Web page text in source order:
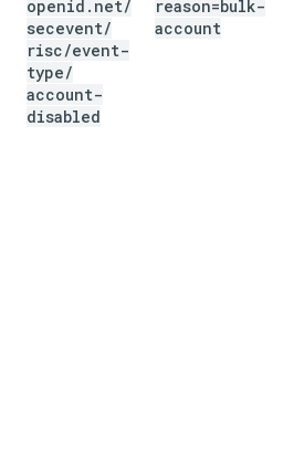
openid . net/
secevent/
risc/event-
type/
account-
disabled
reason=bulk-
account